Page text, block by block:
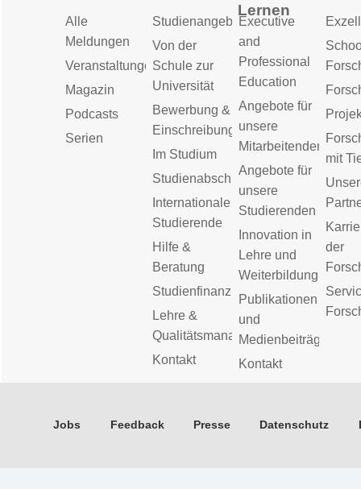
Alle
Meldungen
Veranstaltungen
Magazin
Podcasts
Serien
Studienangebot
Von der
Schule zur
Universität
Bewerbung &
Einschreibung
Im Studium
Studienabschluss
Internationale
Studierende
Hilfe &
Beratung
Studienfinanzierung
Lehre &
Qualitätsmanagement
Kontakt
Lernen
Executive
and
Professional
Education
Angebote für
unsere
Mitarbeitenden
Angebote für
unsere
Studierenden
Innovation in
Lehre und
Weiterbildung
Publikationen
und
Medienbeiträge
Kontakt
mit
der
Jobs Feedback Presse Datenschutz